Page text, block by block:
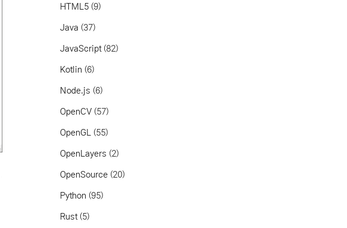
HTML5 (9)
Java (37)
JavaScript(82)
Kotlin (6)
Node.js (6)
OpenCV (57)
OpenGL (55)
OpenLayers (2)
OpenSource (20)
Python (95)
Rust(5)